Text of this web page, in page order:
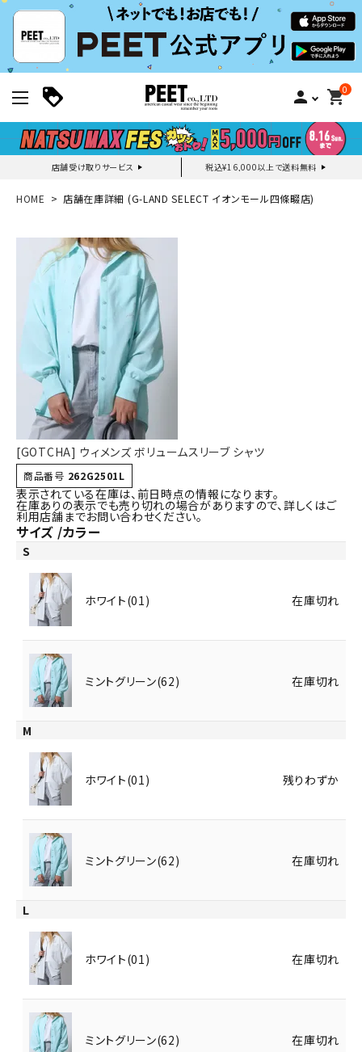
person 0
shopping_cart
店舗受け取りサービス 税込¥16,000以上で送料無料
新規会員登録｜ログイン
ご利用ガイド
詳しい条件から探す
HOME 店舗在庫詳細 (G-LAND SELECT イオンモール四條畷店)
[GOTCHA] ウィメンズ ボリュームスリーブ シャツ
商品番号 262G2501L
表示されている在庫は、前日時点の情報になります。
在庫ありの表示でも売り切れの場合がありますので、詳しくはご
利用店舗までお問い合わせください。
サイズ カラー
S
ホワイト(01) 在庫切れ
ミントグリーン(62) 在庫切れ
M
ホワイト(01) 残りわずか
ミントグリーン(62) 在庫切れ
L
ホワイト(01) 在庫切れ
ミントグリーン(62) 在庫切れ